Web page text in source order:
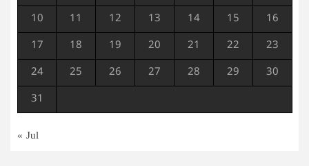
10 11 12 13 14 15 16
17 18 19 20 21 22 23
24 25 26 27 28 29 30
31
« Jul